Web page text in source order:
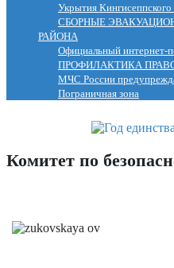
Укрытия Кингисеппского
СБОРНЫЕ
РАЙОНА
Официальный интернет-
ПРОФИЛАКТИКА
МЧС России
Пограничная зона
Комитет по